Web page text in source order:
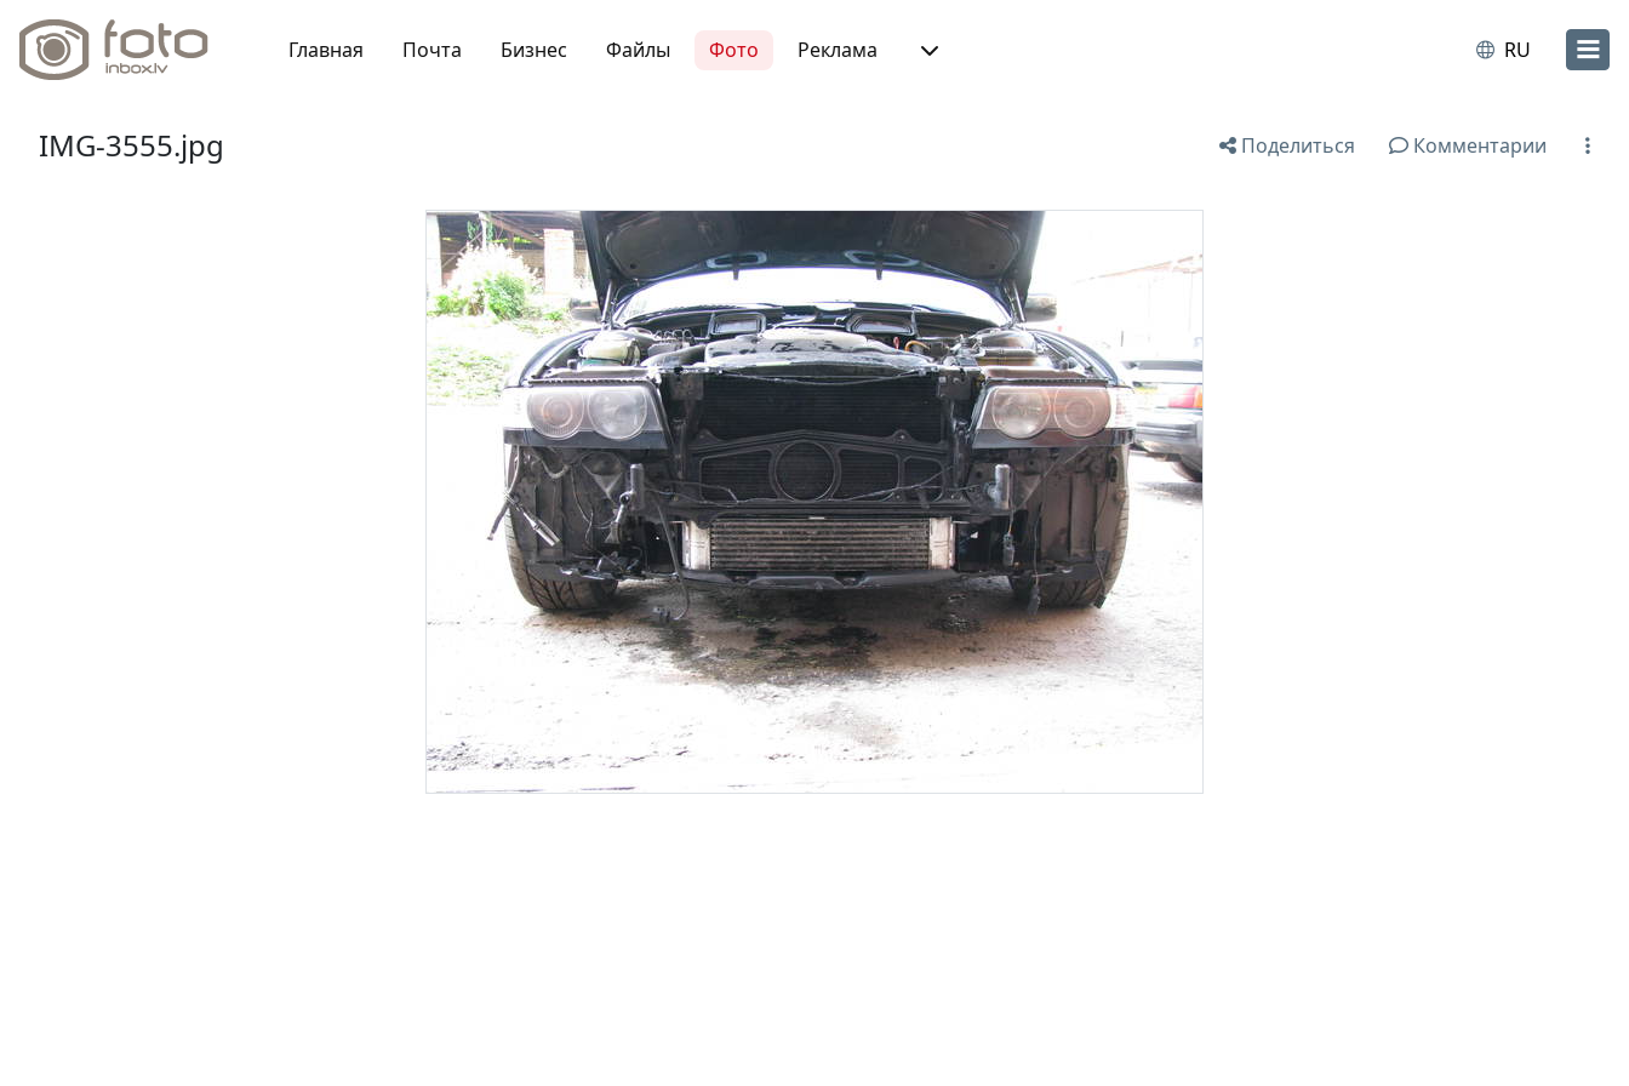
Главная Почта Бизнес Файлы Фото Реклама RU
IMG-3555.jpg Поделиться Комментарии